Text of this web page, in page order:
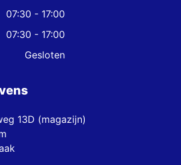
07:30 - 17:00
07:30 - 17:00
Gesloten
13D (magazijn)